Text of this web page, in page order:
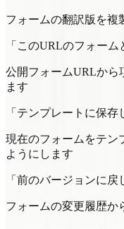
フォームの翻訳版を複
「このURLのフォーム
公開フォームURLから
ます
「テンプレートに保存
現在のフォームをテン
ようにします
「前のバージョンに戻
フォームの変更履歴か